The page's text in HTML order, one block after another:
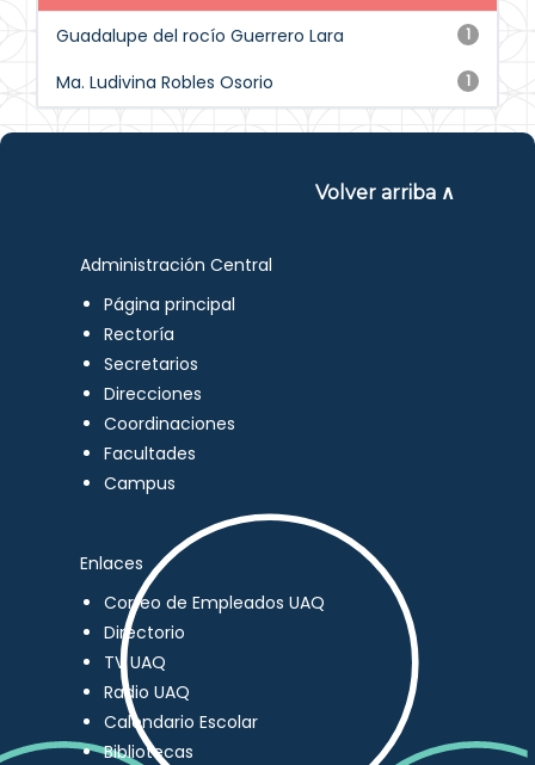
1
Guadalupe del rocío Guerrero Lara
1
Ma. Ludivina Robles Osorio
Volver arriba ∧
Administración Central
Página principal
Rectoría
Secretarios
Direcciones
Coordinaciones
Facultades
Campus
Enlaces
Correo de Empleados UAQ
Directorio
TV UAQ
Radio UAQ
Calendario Escolar
Bibliotecas